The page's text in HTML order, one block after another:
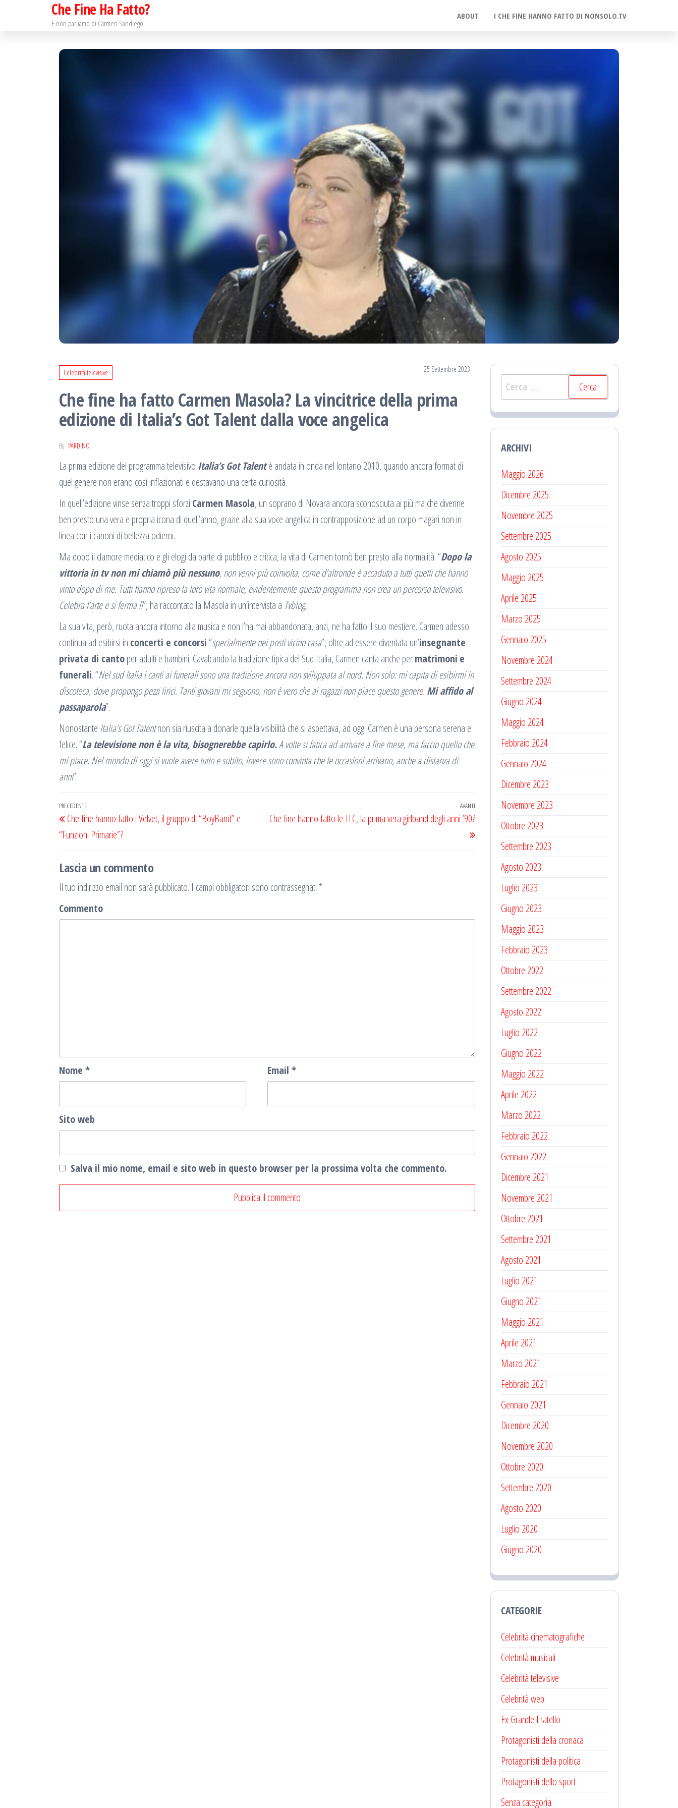
Che Fine Ha Fatto?
E non parliamo di Carmen Sandiego
ABOUT I CHE FINE HANNO FATTO DI NONSOLO.TV
Celebrità televisive 25 Settembre 2023
Che fine ha fatto Carmen Masola? La vincitrice della prima
edizione di Italia’s Got Talent dalla voce angelica
By PARDINO
La prima edizione del programma televisivo Italia’s Got Talent è andata in onda nel lontano 2010, quando ancora format di
quel genere non erano così inflazionati e destavano una certa curiosità.
In quell’edizione vinse senza troppi sforzi Carmen Masola, un soprano di Novara ancora sconosciuta ai più ma che divenne
ben presto una vera e propria icona di quell’anno, grazie alla sua voce angelica in contrapposizione ad un corpo magari non in
linea con i canoni di bellezza odierni.
Ma dopo il clamore mediatico e gli elogi da parte di pubblico e critica, la vita di Carmen tornò ben presto alla normalità. “Dopo la
vittoria in tv non mi chiamò più nessuno, non venni più coinvolta, come d’altronde è accaduto a tutti quelli che hanno
vinto dopo di me. Tutti hanno ripreso la loro vita normale, evidentemente questo programma non crea un percorso televisivo.
Celebra l’arte e si ferma lì”, ha raccontato la Masola in un’intervista a Tvblog.
La sua vita, però, ruota ancora intorno alla musica e non l’ha mai abbandonata, anzi, ne ha fatto il suo mestiere. Carmen adesso
continua ad esibirsi in concerti e concorsi“specialmente nei posti vicino casa”, oltre ad essere diventata un’insegnante
privata di cantoper adulti e bambini. Cavalcando la tradizione tipica del Sud Italia, Carmen canta anche permatrimoni e
funerali. “Nel sud Italia i canti ai funerali sono una tradizione ancora non sviluppata al nord. Non solo: mi capita di esibirmi in
discoteca, dove propongo pezzi lirici. Tanti giovani mi seguono, non è vero che ai ragazzi non piace questo genere. Mi affido al
passaparola”.
Nonostante Italia’s Got Talentnon sia riuscita a donarle quella visibilità che si aspettava, ad oggi Carmen è una persona serena e
felice. “La televisione non è la vita, bisognerebbe capirlo.A volte si fatica ad arrivare a fine mese, ma faccio quello che
mi piace. Nel mondo di oggi si vuole avere tutto e subito, invece sono convinta che le occasioni arrivano, anche a distanza di
anni”.
Navigazione
articoli
Articolo
precedente
PRECEDENTE
Che fine hanno fatto i Velvet, il gruppo di “BoyBand” e
“Funzioni Primarie”?
successivo
AVANTI
Che fine hanno fatto le TLC, la prima vera girlband degli anni ’90?
Lascia un commento
Il tuo indirizzo email non sarà pubblicato. I campi obbligatori sono contrassegnati *
Commento
Nome * Email *
Sito web
Salva il mio nome, email e sito web in questo browser per la prossima volta che commento.
Ricerca
per:
ARCHIVI
Maggio 2026
Dicembre 2025
Novembre 2025
Settembre 2025
Agosto 2025
Maggio 2025
Aprile 2025
Marzo 2025
Gennaio 2025
Novembre 2024
Settembre 2024
Giugno 2024
Maggio 2024
Febbraio 2024
Gennaio 2024
Dicembre 2023
Novembre 2023
Ottobre 2023
Settembre 2023
Agosto 2023
Luglio 2023
Giugno 2023
Maggio 2023
Febbraio 2023
Ottobre 2022
Settembre 2022
Agosto 2022
Luglio 2022
Giugno 2022
Maggio 2022
Aprile 2022
Marzo 2022
Febbraio 2022
Gennaio 2022
Dicembre 2021
Novembre 2021
Ottobre 2021
Settembre 2021
Agosto 2021
Luglio 2021
Giugno 2021
Maggio 2021
Aprile 2021
Marzo 2021
Febbraio 2021
Gennaio 2021
Dicembre 2020
Novembre 2020
Ottobre 2020
Settembre 2020
Agosto 2020
Luglio 2020
Giugno 2020
CATEGORIE
Celebrità cinematografiche
Celebrità musicali
Celebrità televisive
Celebrità web
Ex Grande Fratello
Protagonisti della cronaca
Protagonisti della politica
Protagonisti dello sport
Senza categoria